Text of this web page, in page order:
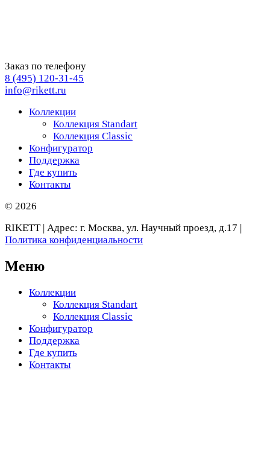
Заказ по телефону
8 (495) 120-31-45
info@rikett.ru
Коллекции
Коллекция Standart
Коллекция Classic
Конфигуратор
Поддержка
Где купить
Контакты
© 2026
RIKETT | Адрес: г. Москва, ул. Научный проезд, д.17 |
Политика конфиденциальности
Меню
Коллекции
Коллекция Standart
Коллекция Classic
Конфигуратор
Поддержка
Где купить
Контакты